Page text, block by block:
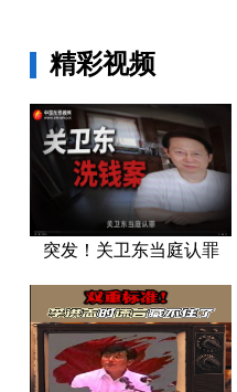
精彩视频
突发！关卫东当庭认罪